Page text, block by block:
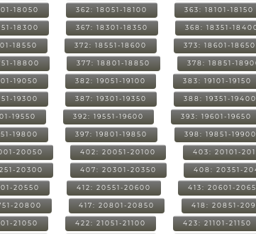
18050 362: 18051-18100 363: 18101-18150
18300 367: 18301-18350 368: 18351-
18550 372: 18551-18600 373: 18601-18650
18800 377: 18801-18850 378: 18851-
19050 382: 19051-19100 383: 19101-19150
19300 387: 19301-19350 388: 19351-19400
19550 392: 19551-19600 393: 19601-19650
19800 397: 19801-19850 398: 19851-19900
20050 402: 20051-20100 403: 20101-
20300 407: 20301-20350 408: 20351-
20550 412: 20551-20600 413: 20601-
20800 417: 20801-20850 418: 20851-
21050 422: 21051-21100 423: 21101-21150